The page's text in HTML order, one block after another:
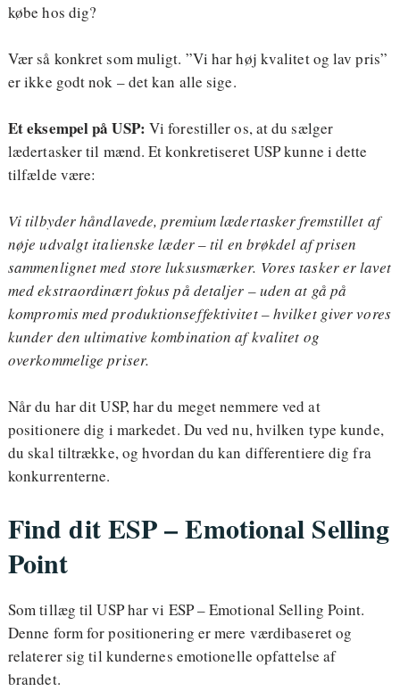
købe hos dig?
Vær så konkret som muligt. ”Vi har høj kvalitet og lav pris”
er ikke godt nok – det kan alle sige.
Et eksempel på USP: Vi forestiller os, at du sælger
lædertasker til mænd. Et konkretiseret USP kunne i dette
tilfælde være:
Vi tilbyder håndlavede, premium lædertasker fremstillet af
nøje udvalgt italienske læder – til en brøkdel af prisen
sammenlignet med store luksusmærker. Vores tasker er lavet
med ekstraordinært fokus på detaljer – uden at gå på
kompromis med produktionseffektivitet – hvilket giver vores
kunder den ultimative kombination af kvalitet og
overkommelige priser.
Når du har dit USP, har du meget nemmere ved at
positionere dig i markedet. Du ved nu, hvilken type kunde,
du skal tiltrække, og hvordan du kan differentiere dig fra
konkurrenterne.
Find dit ESP – Emotional Selling
Point
Som tillæg til USP har vi ESP – Emotional Selling Point.
Denne form for positionering er mere værdibaseret og
relaterer sig til kundernes emotionelle opfattelse af
brandet.